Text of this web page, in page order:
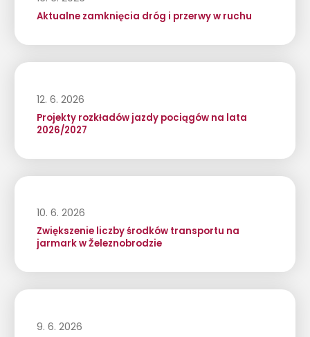
Aktualne zamknięcia dróg i przerwy w ruchu
12. 6. 2026
Projekty rozkładów jazdy pociągów na lata
2026/2027
10. 6. 2026
Zwiększenie liczby środków transportu na
jarmark w Železnobrodzie
9. 6. 2026